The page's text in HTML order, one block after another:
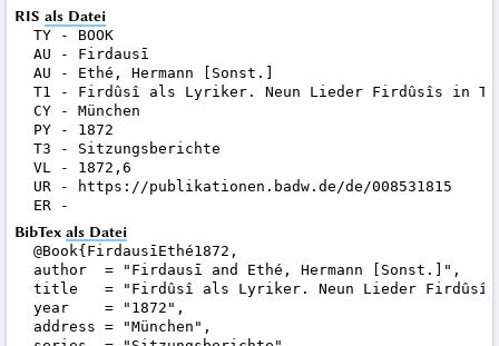
RIS als Datei
TY - BOOK
AU - Firdausī
AU - Ethé, Hermann [Sonst.]
T1 - Firdûsî als Lyriker. Neun Lieder Firdûsîs in
CY - München
PY - 1872
T3 - Sitzungsberichte
VL - 1872,6
UR - https://publikationen.badw.de/de/008531815
BibTex als Datei
@Book{FirdausīEthé1872,
author  = "Firdausī and Ethé, Hermann [Sonst.]",
title   = "Firdûsî als Lyriker. Neun Lieder Firdûsîs
year    = "1872",
address = "München",